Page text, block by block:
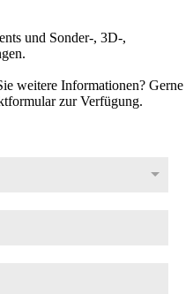
und Sonder-, 3D-,
weitere Informationen? Gerne
zur Verfügung.